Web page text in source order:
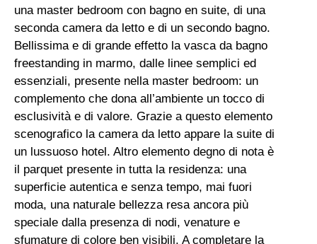
una master bedroom con bagno en suite, di una
seconda camera da letto e di un secondo bagno.
Bellissima e di grande effetto la vasca da bagno
freestanding in marmo, dalle linee semplici ed
essenziali, presente nella master bedroom: un
complemento che dona all’ambiente un tocco di
esclusività e di valore. Grazie a questo elemento
scenografico la camera da letto appare la suite di
un lussuoso hotel. Altro elemento degno di nota è
il parquet presente in tutta la residenza: una
superficie autentica e senza tempo, mai fuori
moda, una naturale bellezza resa ancora più
speciale dalla presenza di nodi, venature e
sfumature di colore ben visibili. A completare la